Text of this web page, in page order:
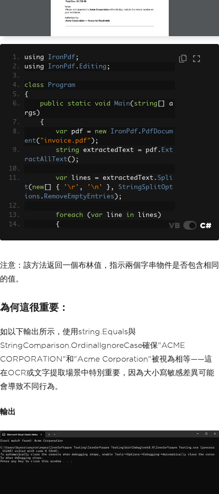
using IronPdf ;
using IronPdf . Editing ;
class
Program
{
public
static void Main( string
a
rgs )
{
var pdf = new IronPdf . PdfDocum
ent( "invoice.pdf" );
string extractedText = pdf . Ext
ractAllText();
var lines = extractedText . Spli
t( new { '\r' , '\n' },
StringSplitOpt
ions . RemoveEmptyEntries );
foreach ( var line in lines )
{
{
Console . WriteLine
"Exa
}
VB C#
注意：該方法返回一個布林值，指示兩個字串物件是否包含相同
的值。
為何這很重要：
如以下輸出所示，使用string.Equals與
StringComparison.OrdinalIgnoreCase確保"ACME
CORPORATION"和"Acme Corporation"被視為相等——這
在OCR或文字提取場景中特別重要，因為大小寫敏感差異可能
會導致不同行為。
輸出